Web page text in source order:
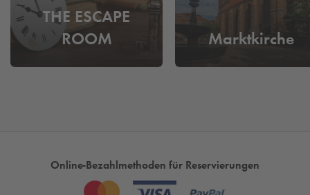
THE ESCAPE
ROOM
Marktkirche
Online-Bezahlmethoden für Reservierungen